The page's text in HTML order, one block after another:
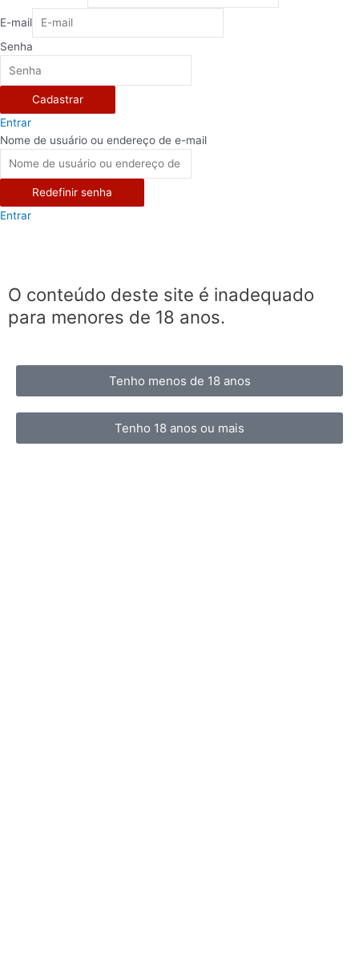
E-mail
Senha
Cadastrar
Entrar
Nome de usuário ou endereço de e-mail
Redefinir senha
Entrar
O conteúdo deste site é inadequado
para menores de 18 anos.
Tenho menos de 18 anos
Tenho 18 anos ou mais